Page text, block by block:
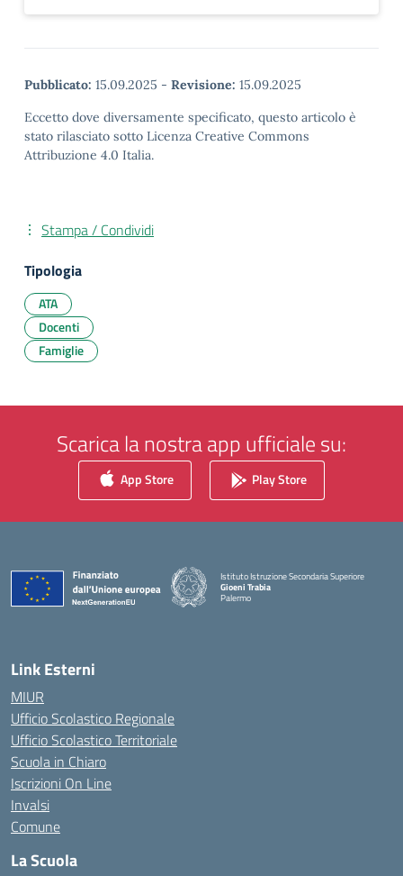
Pubblicato: 15.09.2025 - Revisione: 15.09.2025
Eccetto dove diversamente specificato, questo articolo è
stato rilasciato sotto Licenza Creative Commons
Attribuzione 4.0 Italia.
Stampa / Condividi
Tipologia
ATA
Docenti
Famiglie
Scarica la nostra app ufficiale su:
App Store Play Store
Istituto Istruzione Secondaria Superiore
Gioeni Trabia
Palermo
Link Esterni
MIUR
Ufficio Scolastico Regionale
Ufficio Scolastico Territoriale
Scuola in Chiaro
Iscrizioni On Line
Invalsi
Comune
La Scuola